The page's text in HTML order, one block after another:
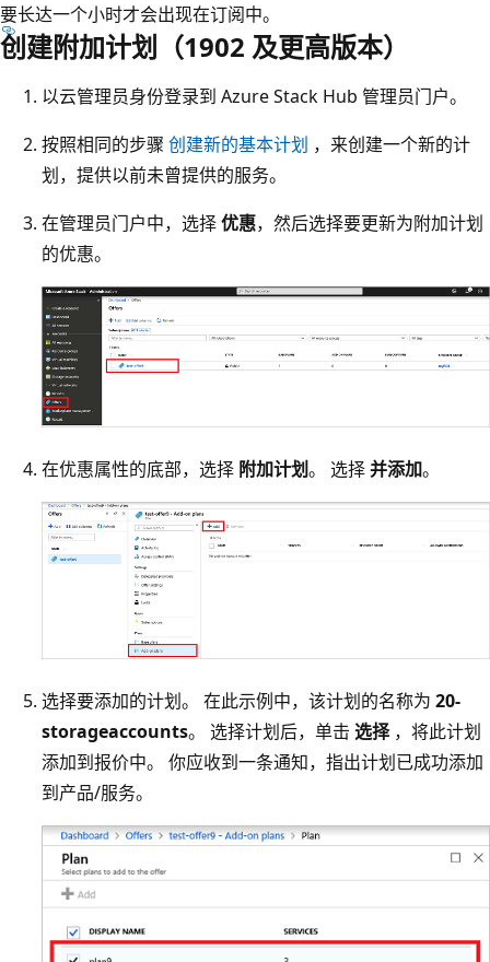
要长达一个小时才会出现在订阅中。
创建附加计划（1902 及更高版本）
以云管理员身份登录到 Azure Stack Hub 管理员门户。
按照相同的步骤 创建新的基本计划 ，来创建一个新的计
划，提供以前未曾提供的服务。
在管理员门户中，选择优惠，然后选择要更新为附加计划
的优惠。
在优惠属性的底部，选择 附加计划。 选择并添加。
选择要添加的计划。 在此示例中，该计划的名称为 20-
storageaccounts。 选择计划后，单击 选择，将此计划
添加到报价中。 你应收到一条通知，指出计划已成功添加
到产品/服务。